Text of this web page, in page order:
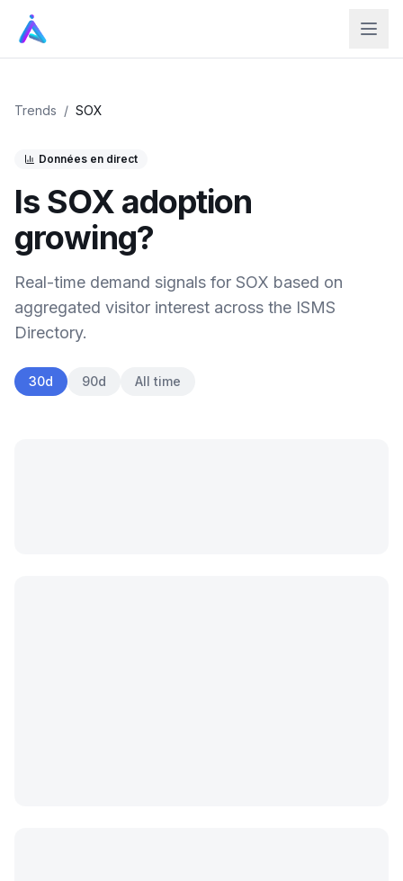
Trends / SOX
Données en direct
Is SOXadoption
growing?
Real-time demand signals for SOX based on
aggregated visitor interest across the ISMS
Directory.
30d 90d All time